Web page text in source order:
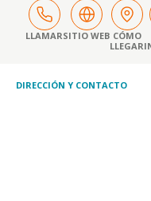
LLAMARSITIO WEB CÓMO
LLEGAR
DIRECCIÓN Y CONTACTO